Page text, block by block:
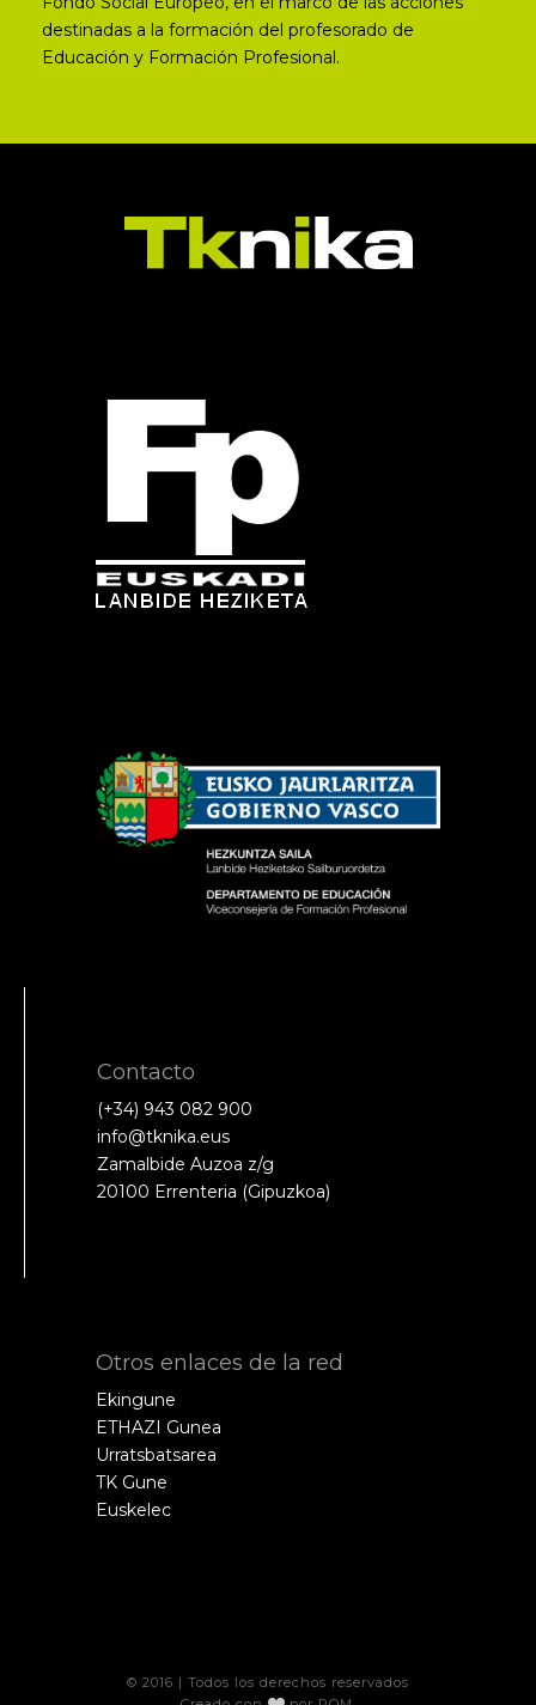
destinadas a la formación del profesorado de
Educación y Formación Profesional.
Contacto
(+34) 943 082 900
info@tknika.eus
Zamalbide Auzoa z/g
20100 Errenteria (Gipuzkoa)
Otros enlaces de la red
Ekingune
ETHAZI Gunea
Urratsbatsarea
TK Gune
Euskelec
© 2016 | Todos los derechos reservados